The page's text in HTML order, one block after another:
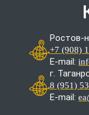
Ростов-
+7 (908)
E-mail:
г.
8 (951)
E-mail: